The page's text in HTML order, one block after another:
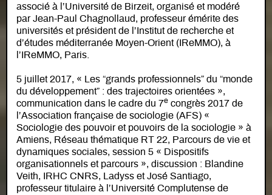
associé à l’Université de Birzeit, organisé et modéré
par Jean-Paul Chagnollaud, professeur émérite des
universités et président de l’Institut de recherche et
d’études méditerranée Moyen-Orient (IReMMO), à
l’IReMMO, Paris.
5 juillet 2017, « Les “grands professionnels” du “monde
du développement” : des trajectoires orientées »,
communication dans le cadre du 7e congrès 2017 de
l’Association française de sociologie (AFS) «
Sociologie des pouvoir et pouvoirs de la sociologie » à
Amiens, Réseau thématique RT 22, Parcours de vie et
dynamiques sociales, session 5 « Dispositifs
organisationnels et parcours », discussion : Blandine
Veith, IRHC CNRS, Ladyss et José Santiago,
professeur titulaire à l’Université Complutense de